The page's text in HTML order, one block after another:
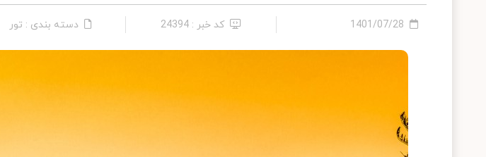
1401/07/28 کد خبر : 24394 دسته بندی : تور